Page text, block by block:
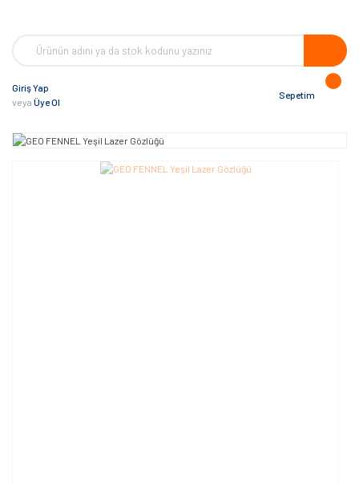
Giriş Yap
veya Üye Ol
Sepetim